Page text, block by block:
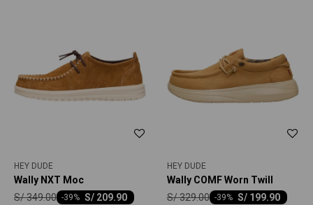
HEY DUDE
Wally NXT Moc
S/ 209.90
-39
S/349.00
HEY DUDE
Wally COMF Worn Twill
S/ 199.90
-39
S/329.00